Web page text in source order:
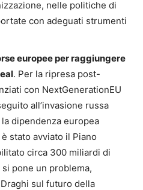
nelle politiche di
con adeguati strumenti
europee per raggiungere
. Per la ripresa post-
con NextGenerationEU
all’invasione russa
dipendenza europea
stato avviato il Piano
circa 300 miliardi di
pone un problema,
sul futuro della